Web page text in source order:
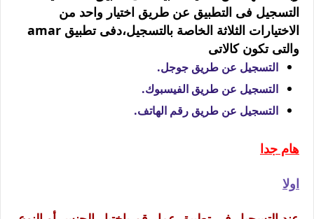
التسجيل فى التطبيق عن طريق اختيار واحد من
الاختيارات الثلاثة الخاصة بالتسجيل،دفى تطبيق amar
والتى تكون كالاتى
التسجيل عن طريق جوجل.
التسجيل عن طريق الفيسبوك.
التسجيل عن طريق رقم الهاتف.
هام جدا
اولا